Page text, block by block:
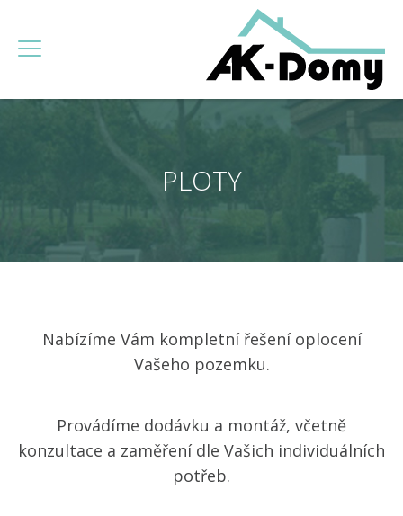
PLOTY
Nabízíme Vám kompletní řešení oplocení
Vašeho pozemku.
Provádíme dodávku a montáž, včetně
konzultace a zaměření dle Vašich individuálních
potřeb.